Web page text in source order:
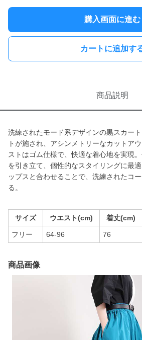
購入画面に進む
カートに追加す
商品説明
洗練されたモード系デザインの黒スカー
トが施され、アシンメトリーなカットア
ストはゴム仕様で、快適な着心地を実現
を引き立て、個性的なスタイリングに最
ップスと合わせることで、洗練されたコ
る。
サイズ ウエスト(cm) 着丈(cm)
フリー 64-96 76
商品画像